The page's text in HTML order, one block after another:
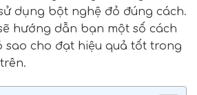
dụng bột nghệ đỏ đúng cách.
hướng dẫn bạn một số cách
sao cho đạt hiệu quả tốt trong